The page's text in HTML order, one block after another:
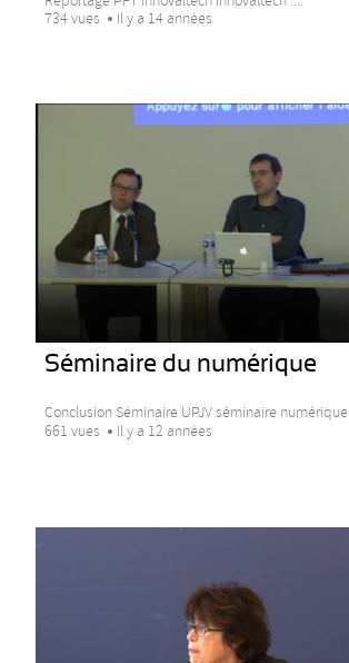
734 vues
Il y a 14 années
Séminaire du numérique
Conclusion Séminaire UPJV séminaire numérique
661 vues
Il y a 12 années